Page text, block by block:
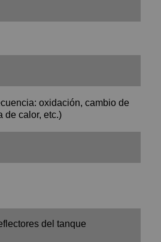
oxidación, cambio de
de calor, etc.)
del tanque